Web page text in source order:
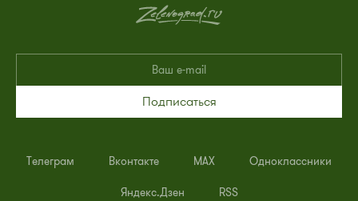
Подписаться
Телеграм Вконтакте MAX Одноклассники
Яндекс.Дзен RSS